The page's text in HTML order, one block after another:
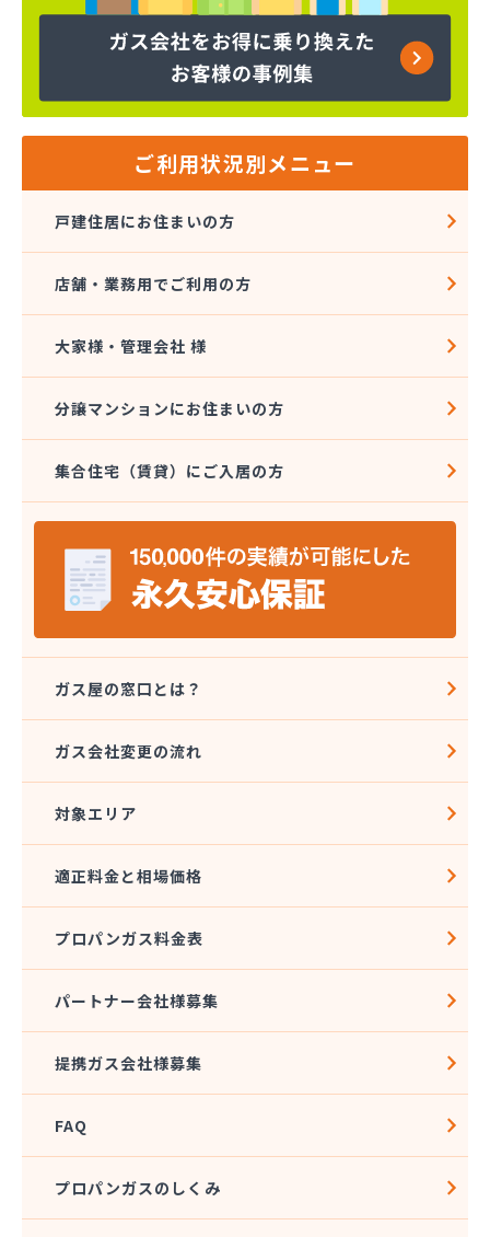
ヤマサ共和ライフ株式会社 一色営業所
ヤマサ共和ライフ株式会社 江南営業所
ヤマサ共和ライフ株式会社 三河営業所
ヤマサ共和ライフ株式会社 豊川営業所
ヤマサ高圧株式会社
ヤマサ總業株式会社 愛知西支店
ヤマトク
リーグ馬場株式会社
愛知高圧株式会社容器検査工場
愛北液化ガス協組江南営業所
旭プロパン
安城ガス株式会社
伊藤プロパン
伊藤忠エネクスホームライフ中部株式会社 碧南営
業所
伊藤忠エネクスホームライフ中部株式会社 名古屋
稲垣商事
稲垣商店
栄燃料合資会社
奥田米穀店
加藤燃料店
加藤豊昭
河村燃料店
角広ガス
割又商店
株式会社アドニス
株式会社あみや商事 本社
株式会社エイチティーピー
株式会社エイチティーピー
株式会社エス・アイ東海
ご利用状況別メニュー
戸建住居にお住まいの方
店舗・業務用でご利用の方
大家様・管理会社 様
分譲マンションにお住まいの方
集合住宅（賃貸）にご入居の方
ガス屋の窓口とは？
ガス会社変更の流れ
対象エリア
適正料金と相場価格
プロパンガス料金表
パートナー会社様募集
提携ガス会社様募集
FAQ
プロパンガスのしくみ